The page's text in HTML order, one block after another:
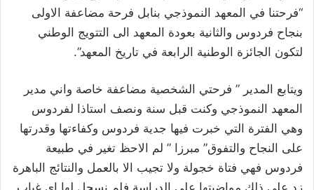
“فرحتنا في المعهد النموذجي بنابل فرحة مضاعفة الاولى
بنجاح فردوس والثانية بعودة المعهد الى التتويج الوطني
لتكون الجائزة الوطنية الرابعة في تاريخ المعهد”.
ويتابع المدير ” فرحتي الشخصية مضاعفة خاصة واني مدير
المعهد النموذجي وكنت قبل سنة ونصف استاذا لفردوس
وهي الفترة التي خبرت فيها جدية فردوس وكفاءتها وقدرتها
على النجاح والتفوق” مبرزا ” لم الاحظ تغير في طبيعة
فردوس فهي فتاة خجولة ولا تجيب الا بالعمل والنتائج الباهرة